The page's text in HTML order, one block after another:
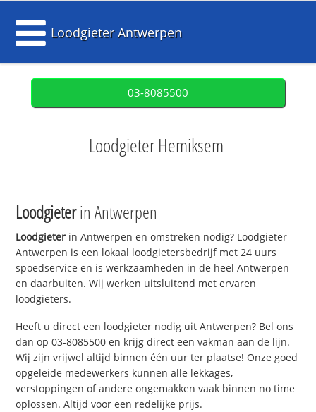
Loodgieter Antwerpen
03-8085500
Loodgieter Hemiksem
Loodgieterin Antwerpen
Loodgieter in Antwerpen en omstreken nodig? Loodgieter
Antwerpen is een lokaal loodgietersbedrijf met 24 uurs
spoedservice en is werkzaamheden in de heel Antwerpen
en daarbuiten. Wij werken uitsluitend met ervaren
loodgieters.
Heeft u direct een loodgieter nodig uit Antwerpen? Bel ons
dan op 03-8085500 en krijg direct een vakman aan de lijn.
Wij zijn vrijwel altijd binnen één uur ter plaatse! Onze goed
opgeleide medewerkers kunnen alle lekkages,
verstoppingen of andere ongemakken vaak binnen no time
oplossen. Altijd voor een redelijke prijs.